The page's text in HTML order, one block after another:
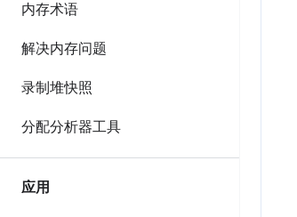
内存术语
解决内存问题
录制堆快照
分配分析器工具
应用